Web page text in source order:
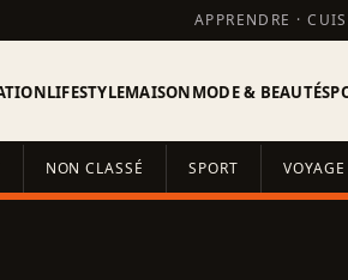
APPRENDRE ·
LIFESTYLEMAISONMODE & BEAUTÉ
NON CLASSÉ SPORT VOYAGE